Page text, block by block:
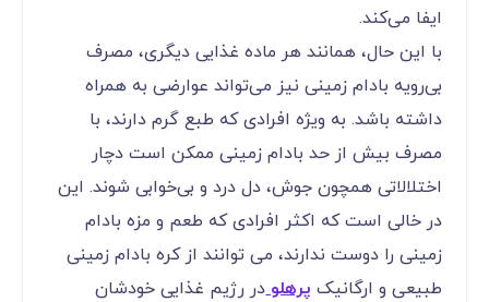
ایفا می‌کند.
با این حال، همانند هر ماده غذایی دیگری، مصرف
بی‌رویه بادام زمینی نیز می‌تواند عوارضی به همراه
داشته باشد. به ویژه افرادی که طبع گرم دارند، با
مصرف بیش از حد بادام زمینی ممکن است دچار
اختلالاتی همچون جوش، دل درد و بی‌خوابی شوند. این
در خالی است که اکثر افرادی که طعم و مزه بادام
زمینی را دوست ندارند، می توانند از کره بادام زمینی
طبیعی و ارگانیک پرهلودر رژیم غذایی خودشان